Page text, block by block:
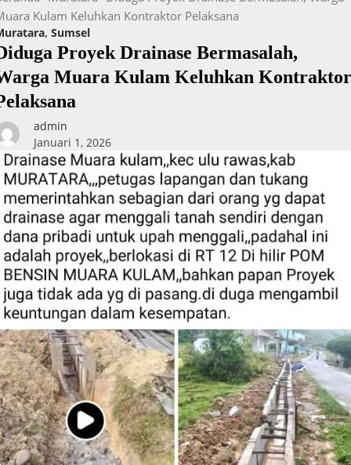
Kulam Keluhkan Kontraktor Pelaksana
, Sumsel
Proyek Drainase Bermasalah,
Muara Kulam Keluhkan Kontraktor
admin
Januari 1, 2026